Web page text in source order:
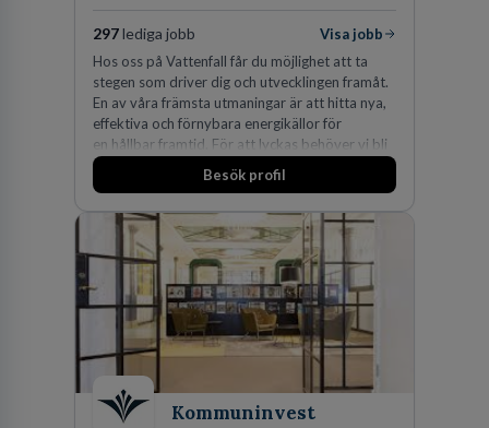
297lediga jobb
Visa jobb
Hos oss på Vattenfall får du möjlighet att ta
stegen som driver dig och utvecklingen framåt.
En av våra främsta utmaningar är att hitta nya,
effektiva och förnybara energikällor för
en hållbar framtid. För att lyckas behöver vi bli
fler medarbetare som vill göra skillnad.
Besök profil
Kommuninvest